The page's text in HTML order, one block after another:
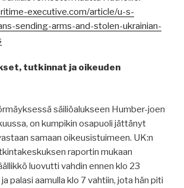
executive.com/article/u-s-
sending-arms-and-stolen-ukrainian-
tutkinnat ja oikeuden
säiliöalukseen Humber-joen
on kumpikin osapuoli jättänyt
samaan oikeusistuimeen. UK:n
raportin mukaan
luovutti vahdin ennen klo 23
palasi aamulla klo 7 vahtiin, jota hän piti